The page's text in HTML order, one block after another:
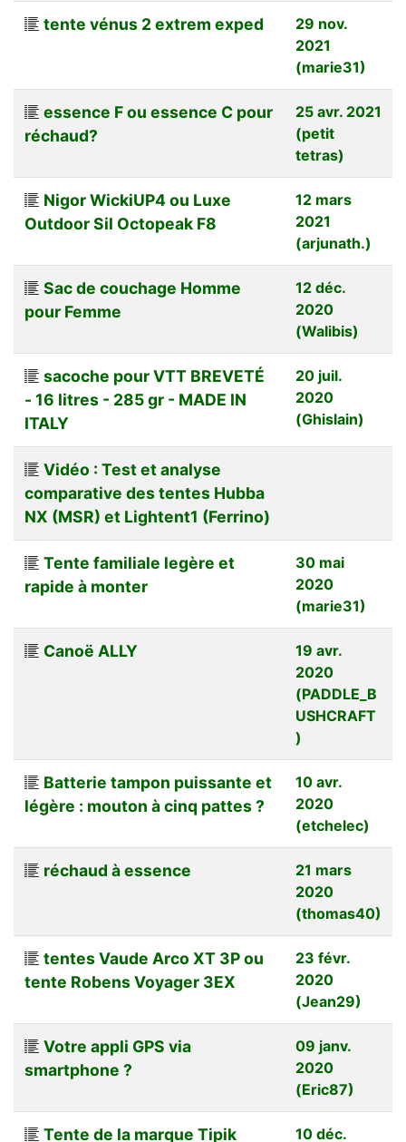
tente vénus 2 extrem exped
29 nov.
2021
(marie31)
essence F ou essence C pour
réchaud?
25 avr. 2021
(petit
tetras)
Nigor WickiUP4 ou Luxe
Outdoor Sil Octopeak F8
12 mars
2021
(arjunath.)
Sac de couchage Homme
pour Femme
12 déc.
2020
(Walibis)
sacoche pour VTT BREVETÉ
- 16 litres - 285 gr - MADE IN
ITALY
20 juil.
2020
(Ghislain)
Vidéo : Test et analyse
comparative des tentes Hubba
NX (MSR) et Lightent1 (Ferrino)
Tente familiale legère et
rapide à monter
30 mai
2020
(marie31)
Canoë ALLY
19 avr.
2020
(PADDLE_B
USHCRAFT
)
Batterie tampon puissante et
légère : mouton à cinq pattes ?
10 avr.
2020
(etchelec)
réchaud à essence
21 mars
2020
(thomas40)
tentes Vaude Arco XT 3P ou
tente Robens Voyager 3EX
23 févr.
2020
(Jean29)
Votre appli GPS via
smartphone ?
09 janv.
2020
(Eric87)
Tente de la marque Tipik 10 déc.